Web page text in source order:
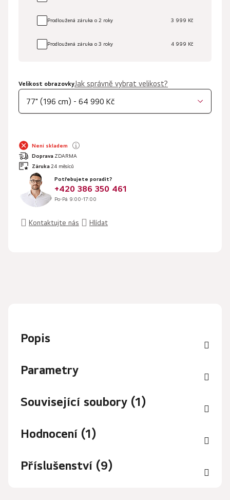
Prodloužená záruka o 2 roky 3 999 Kč
Prodloužená záruka o 3 roky 4 999 Kč
Velikost obrazovkyJak správně vybrat velikost?
77" (196 cm) - 64 990 Kč
Není skladem
Doprava ZDARMA
Záruka 24 měsíců
Potřebujete poradit?
+420 386 350 461
Po-Pá 9:00-17:00
Kontaktujte nás Hlídat
Popis
Parametry
Související soubory (1)
Hodnocení (1)
Příslušenství (9)